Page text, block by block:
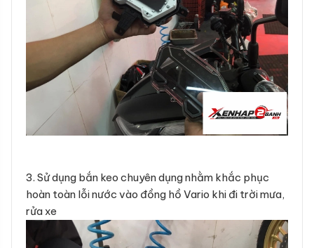
3. Sử dụng bắn keo chuyên dụng nhằm khắc phục
hoàn toàn lỗi nước vào đồng hồ Vario khi đi trời mưa,
rửa xe